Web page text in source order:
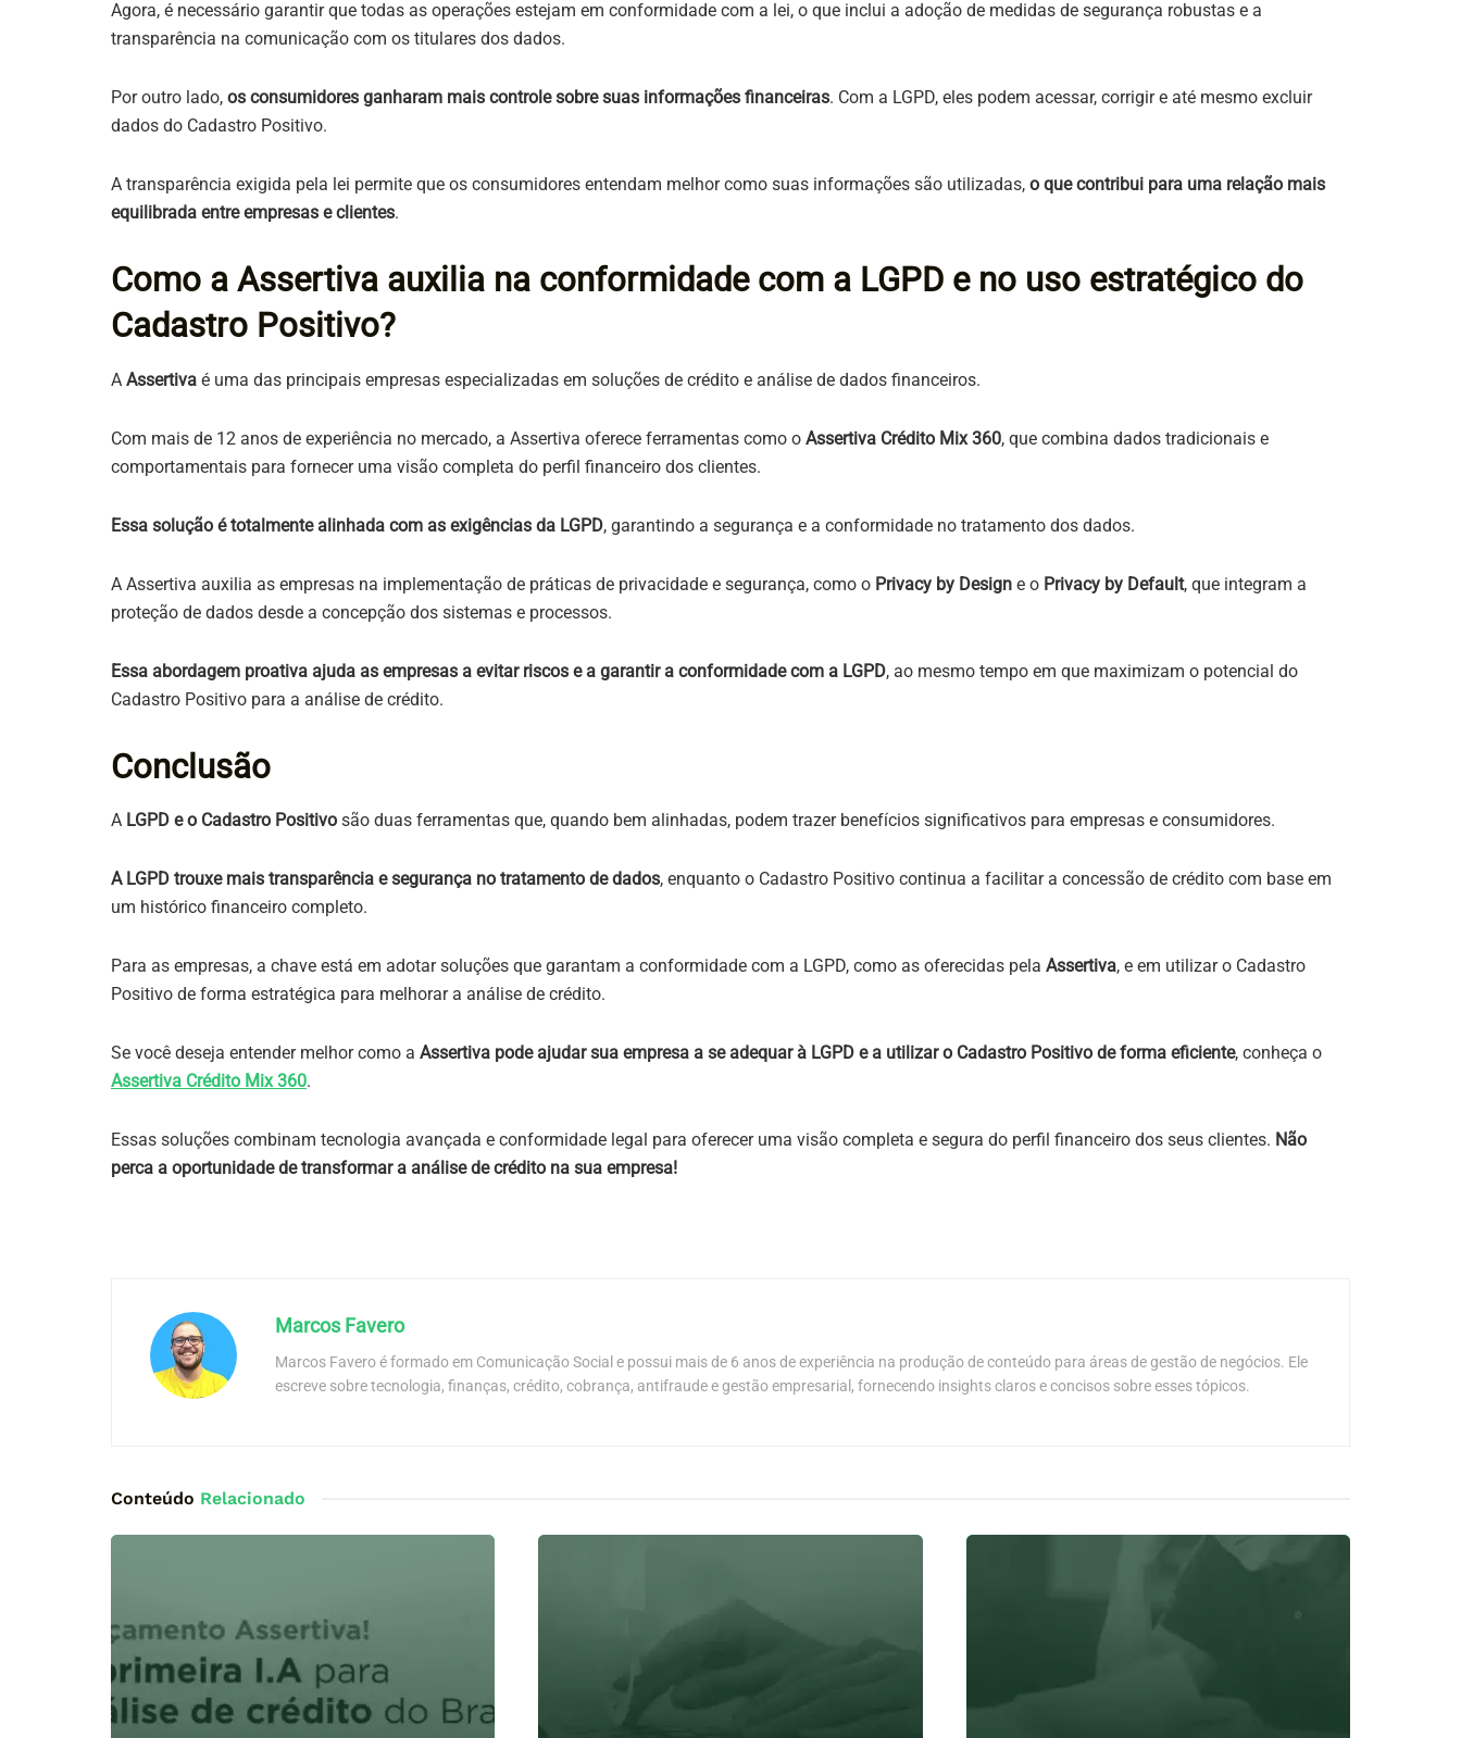
Agora, é necessário garantir que todas as operações estejam em conformidade com a lei, o que inclui a adoção de medidas de segurança robustas e a
transparência na comunicação com os titulares dos dados.
Por outro lado, os consumidores ganharam mais controle sobre suas informações financeiras. Com a LGPD, eles podem acessar, corrigir e até mesmo excluir
dados do Cadastro Positivo.
A transparência exigida pela lei permite que os consumidores entendam melhor como suas informações são utilizadas, o que contribui para uma relação mais
equilibrada entre empresas e clientes.
Como a Assertiva auxilia na conformidade com a LGPD e no uso estratégico do
Cadastro Positivo?
A Assertiva é uma das principais empresas especializadas em soluções de crédito e análise de dados financeiros.
Com mais de 12 anos de experiência no mercado, a Assertiva oferece ferramentas como o Assertiva Crédito Mix 360, que combina dados tradicionais e
comportamentais para fornecer uma visão completa do perfil financeiro dos clientes.
Essa solução é totalmente alinhada com as exigências da LGPD, garantindo a segurança e a conformidade no tratamento dos dados.
A Assertiva auxilia as empresas na implementação de práticas de privacidade e segurança, como o Privacy by Design e o Privacy by Default, que integram a
proteção de dados desde a concepção dos sistemas e processos.
Essa abordagem proativa ajuda as empresas a evitar riscos e a garantir a conformidade com a LGPD, ao mesmo tempo em que maximizam o potencial do
Cadastro Positivo para a análise de crédito.
Conclusão
A LGPD e o Cadastro Positivo são duas ferramentas que, quando bem alinhadas, podem trazer benefícios significativos para empresas e consumidores.
A LGPD trouxe mais transparência e segurança no tratamento de dados, enquanto o Cadastro Positivo continua a facilitar a concessão de crédito com base em
um histórico financeiro completo.
Para as empresas, a chave está em adotar soluções que garantam a conformidade com a LGPD, como as oferecidas pela Assertiva, e em utilizar o Cadastro
Positivo de forma estratégica para melhorar a análise de crédito.
Se você deseja entender melhor como a Assertiva pode ajudar sua empresa a se adequar à LGPD e a utilizar o Cadastro Positivo de forma eficiente, conheça o
Assertiva Crédito Mix 360.
Essas soluções combinam tecnologia avançada e conformidade legal para oferecer uma visão completa e segura do perfil financeiro dos seus clientes. Não
perca a oportunidade de transformar a análise de crédito na sua empresa!
Marcos Favero
Marcos Favero é formado em Comunicação Social e possui mais de 6 anos de experiência na produção de conteúdo para áreas de gestão de negócios. Ele
escreve sobre tecnologia, finanças, crédito, cobrança, antifraude e gestão empresarial, fornecendo insights claros e concisos sobre esses tópicos.
Conteúdo Relacionado